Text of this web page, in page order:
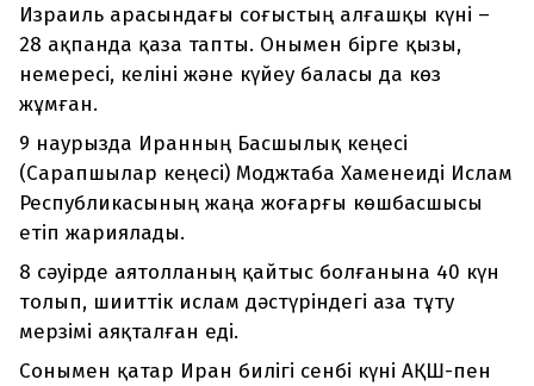
Израиль арасындағы соғыстың алғашқы күні –
28 ақпанда қаза тапты. Онымен бірге қызы,
немересі, келіні және күйеу баласы да көз
жұмған.
9 наурызда Иранның Басшылық кеңесі
(Сарапшылар кеңесі) Моджтаба Хаменеиді Ислам
Республикасының жаңа жоғарғы көшбасшысы
етіп жариялады.
8 сәуірде аятолланың қайтыс болғанына 40 күн
толып, шииттік ислам дәстүріндегі аза тұту
мерзімі аяқталған еді.
Сонымен қатар Иран билігі сенбі күні АҚШ-пен